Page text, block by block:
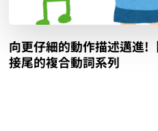
向更仔細的動作描述邁進!
接尾的複合動詞系列